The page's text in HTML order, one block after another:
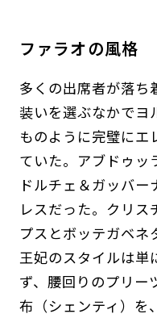
ファラオの風格
多くの出席者が落ち
装いを選ぶなかでヨ
ものように完璧にエ
ていた。アブドゥ
ドルチェ＆ガッバ
レスだった。クリ
プスとボッテガベネ
王妃のスタイルは単
ず、腰回りのプリー
布（シェンティ）を